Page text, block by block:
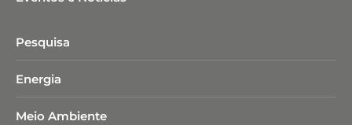
Pesquisa
Energia
Meio Ambiente